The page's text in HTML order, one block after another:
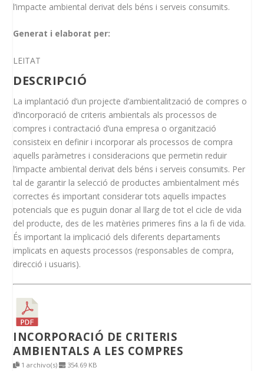
l’impacte ambiental derivat dels béns i serveis consumits.
Generat i elaborat per:
LEITAT
DESCRIPCIÓ
La implantació d’un projecte d’ambientalització de compres o
d’incorporació de criteris ambientals als processos de
compres i contractació d’una empresa o organització
consisteix en definir i incorporar als processos de compra
aquells paràmetres i consideracions que permetin reduir
l’impacte ambiental derivat dels béns i serveis consumits. Per
tal de garantir la selecció de productes ambientalment més
correctes és important considerar tots aquells impactes
potencials que es puguin donar al llarg de tot el cicle de vida
del producte, des de les matèries primeres fins a la fi de vida.
És important la implicació dels diferents departaments
implicats en aquests processos (responsables de compra,
direcció i usuaris).
INCORPORACIÓ DE CRITERIS
AMBIENTALS A LES COMPRES
1 archivo(s) 354.69 KB